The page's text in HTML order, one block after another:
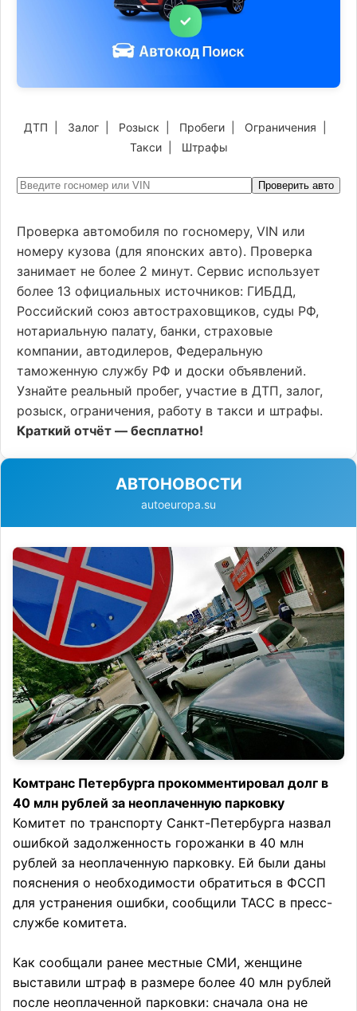
ДТП Залог Розыск Пробеги Ограничения
Такси| Штрафы
Проверить авто
Проверка автомобиля по госномеру, VIN или
номеру кузова (для японских авто). Проверка
занимает не более 2 минут. Сервис использует
более 13 официальных источников: ГИБДД,
Российский союз автостраховщиков, суды РФ,
нотариальную палату, банки, страховые
компании, автодилеров, Федеральную
таможенную службу РФ и доски объявлений.
Узнайте реальный пробег, участие в ДТП, залог,
розыск, ограничения, работу в такси и штрафы.
Краткий отчёт — бесплатно!
АВТОНОВОСТИ
autoeuropa.su
Комтранс Петербурга прокомментировал долг в
40 млн рублей за неоплаченную парковку
Комитет по транспорту Санкт-Петербурга назвал
ошибкой задолженность горожанки в 40 млн
рублей за неоплаченную парковку. Ей были даны
пояснения о необходимости обратиться в ФССП
для устранения ошибки, сообщили ТАСС в пресс-
службе комитета.
Как сообщали ранее местные СМИ, женщине
выставили штраф в размере более 40 млн рублей
после неоплаченной парковки: сначала она не